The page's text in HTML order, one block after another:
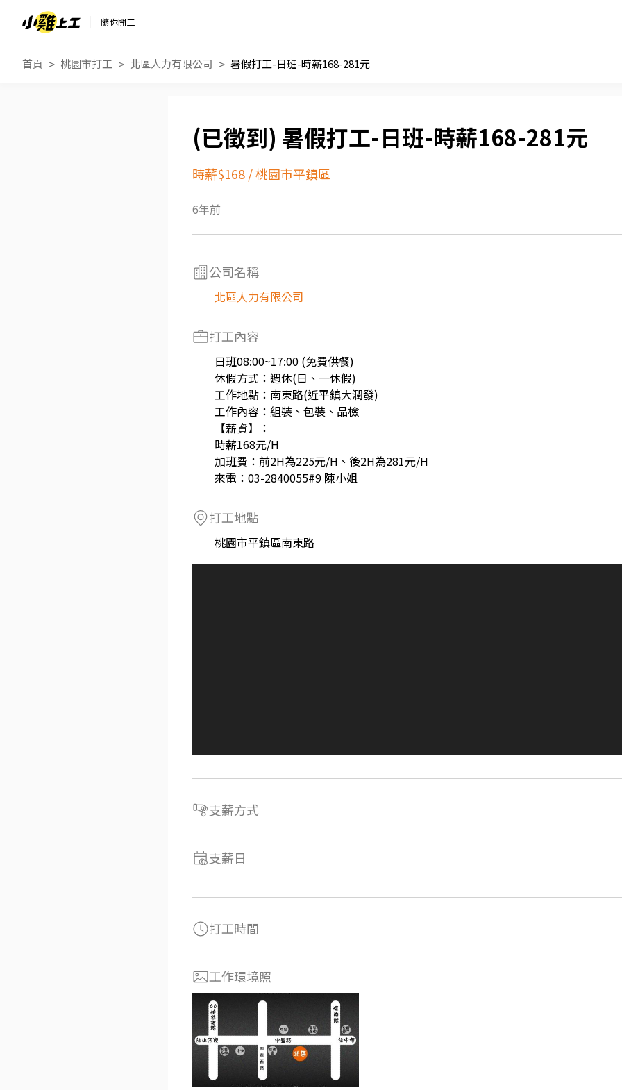
隨你開工
首頁 桃園市打工 北區人力有限公司 暑假打工-日班-時薪168-281元
暑假打工-日班-時薪168-281元
時薪$168/桃園市平鎮區
6年前
公司名稱
北區人力有限公司
打工內容
日班08:00~17:00 (免費供餐)
休假方式：週休(日、一休假)
工作地點：南東路(近平鎮大潤發)
工作內容：組裝、包裝、品檢
【薪資】：
時薪168元/H
加班費：前2H為225元/H、後2H為281元/H
來電：03-2840055#9 陳小姐
打工地點
桃園市平鎮區南東路
支薪方式
支薪日
打工時間
工作環境照